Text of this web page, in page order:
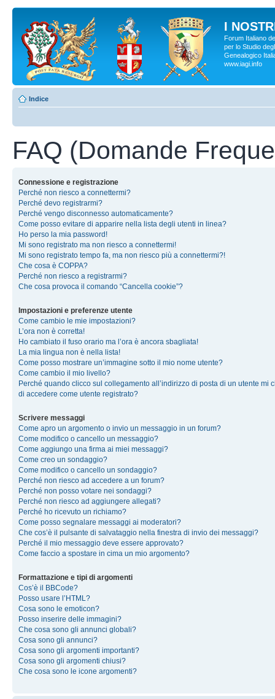
I
Forum Italiano
per lo Studio
Genealogico
www.iagi.info
Indice
FAQ (Domande
Connessione e registrazione
Perché non riesco a connettermi?
Perché devo registrarmi?
Perché vengo disconnesso automaticamente?
Come posso evitare di apparire nella lista degli utenti in linea?
Ho perso la mia password!
Mi sono registrato ma non riesco a connettermi!
Mi sono registrato tempo fa, ma non riesco più a connettermi?!
Che cosa è COPPA?
Perché non riesco a registrarmi?
Che cosa provoca il comando “Cancella cookie”?
Impostazioni e preferenze utente
Come cambio le mie impostazioni?
L’ora non è corretta!
Ho cambiato il fuso orario ma l’ora è ancora sbagliata!
La mia lingua non è nella lista!
Come posso mostrare un’immagine sotto il mio nome utente?
Come cambio il mio livello?
Perché quando clicco sul collegamento all’indirizzo di posta di un utente mi
di accedere come utente registrato?
Scrivere messaggi
Come apro un argomento o invio un messaggio in un forum?
Come modifico o cancello un messaggio?
Come aggiungo una firma ai miei messaggi?
Come creo un sondaggio?
Come modifico o cancello un sondaggio?
Perché non riesco ad accedere a un forum?
Perché non posso votare nei sondaggi?
Perché non riesco ad aggiungere allegati?
Perché ho ricevuto un richiamo?
Come posso segnalare messaggi ai moderatori?
Che cos’è il pulsante di salvataggio nella finestra di invio dei messaggi?
Perché il mio messaggio deve essere approvato?
Come faccio a spostare in cima un mio argomento?
Formattazione e tipi di argomenti
Cos’è il BBCode?
Posso usare l’HTML?
Cosa sono le emoticon?
Posso inserire delle immagini?
Che cosa sono gli annunci globali?
Cosa sono gli annunci?
Cosa sono gli argomenti importanti?
Cosa sono gli argomenti chiusi?
Che cosa sono le icone argomenti?